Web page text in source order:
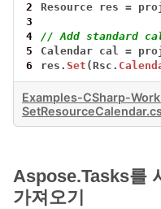
2
Resource res =
3
4
// Add standard
5
Calendar cal =
6
res.Set (Rsc.
Examples-CSharp-
Aspose.Tasks를
가져오기